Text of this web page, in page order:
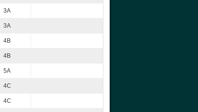
3A
3A
4B
4B
5A
4C
4C